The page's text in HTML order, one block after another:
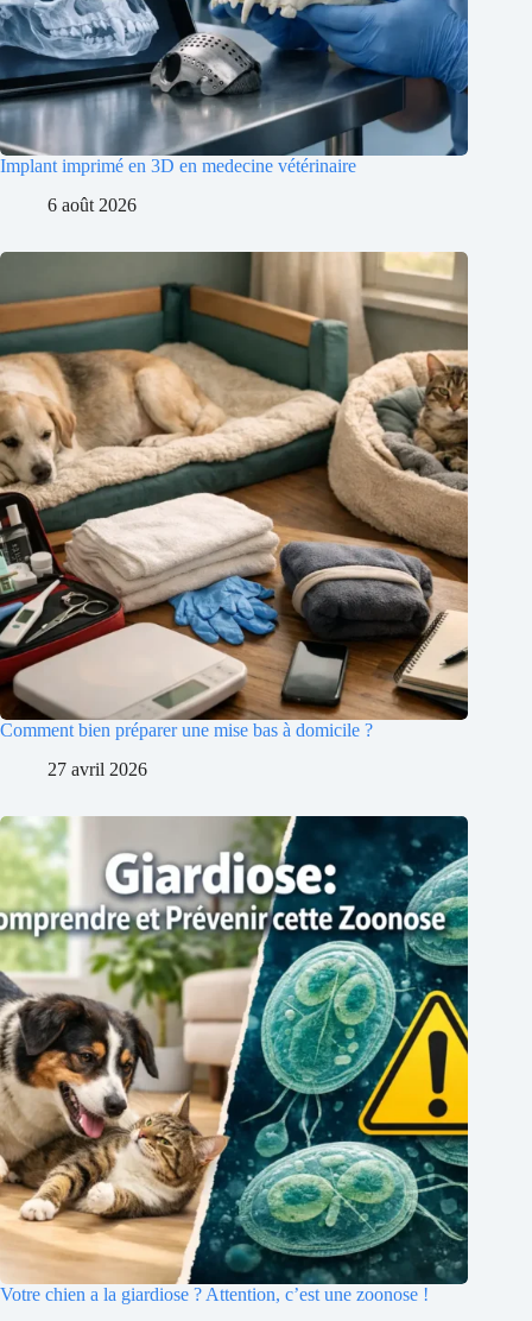
Implant imprimé en 3D en medecine vétérinaire
6 août 2026
Comment bien préparer une mise bas à domicile ?
27 avril 2026
Votre chien a la giardiose ? Attention, c’est une zoonose !